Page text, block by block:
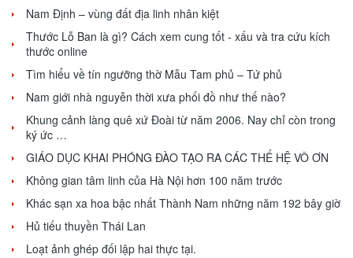
Nam Định – vùng đất địa linh nhân kiệt
Thước Lỗ Ban là gì? Cách xem cung tốt - xấu và tra cứu kích
thước online
Tìm hiểu về tín ngưỡng thờ Mẫu Tam phủ – Tứ phủ
Nam giới nhà nguyễn thời xưa phối đồ như thế nào?
Khung cảnh làng quê xứ Đoài từ năm 2006. Nay chỉ còn trong
ký ức …
GIÁO DỤC KHAI PHÓNG ĐÀO TẠO RA CÁC THẾ HỆ VÔ ƠN
Không gian tâm linh của Hà Nội hơn 100 năm trước
Khác sạn xa hoa bậc nhất Thành Nam những năm 192 bây giờ
Hủ tiếu thuyền Thái Lan
Loạt ảnh ghép đối lập hai thực tại.